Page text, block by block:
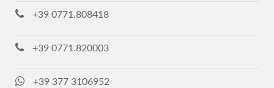
+39 0771.808418
+39 0771.820003
+39 377 3106952